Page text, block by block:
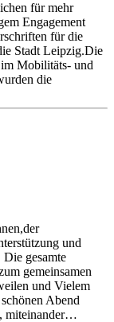
für mehr
Engagement
für die
Stadt Leipzig.Die
Mobilitäts- und
die
und
gesamte
gemeinsamen
und Vielem
Abend
miteinander…